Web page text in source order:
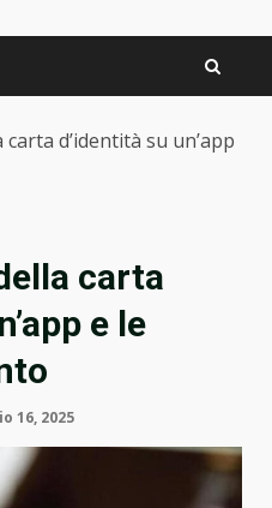
d’identità su un’app
carta
e le
16, 2025